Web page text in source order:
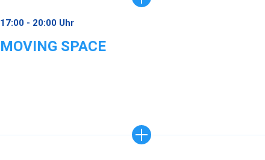
17:00 - 20:00 Uhr
MOVING SPACE